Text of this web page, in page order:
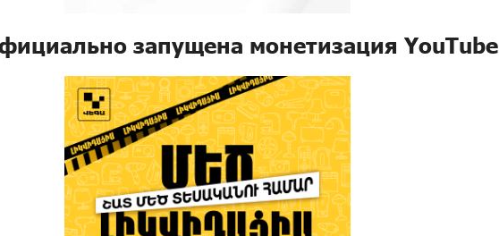
запущена монетизация YouTube